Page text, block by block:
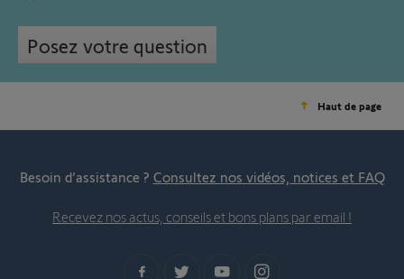
Posez votre question
Haut de page
Besoin d’assistance ? Consultez nos vidéos, notices et FAQ
Recevez nos actus, conseils et bons plans par email !